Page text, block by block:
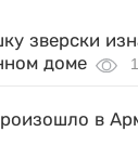
зверски
доме
в